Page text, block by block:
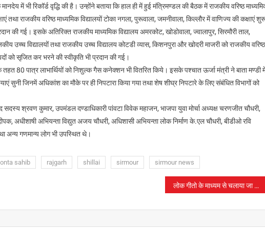
में भी रिकॉर्ड वृद्धि की है। उन्होंने बताया कि हाल ही में हुई मंत्रिमण्डल की बैठक में राजकीय वरिष्ठ
तथा राजकीय वरिष्ठ माध्यमिक विद्यालयों टोका नगला, पुरूवाला, जमनीवाला, किल्लौर में वाणिज्य की कक्षाएं
की गई। इसके अतिरिक्त राजकीय माध्यमिक विद्यालय अमरकोट, खोडोवाला, ज्वालापुर, सिरमौरी ताल,
उच्च विद्यालयों तथा राजकीय उच्च विद्यालय कोटडी व्यास, किशनपुरा और खोदरी माजरी को राजकीय वरिष्ठ
को सृजित कर भरने की स्वीकृति भी प्रदान की गई।
80 पात्र लाभार्थियों को निशुल्क गैस कनेक्शन भी वितरित किये। इसके पश्चात ऊर्जा मंत्री ने बाता मण्डी
जिनमें अधिकांश का मौके पर ही निपटारा किया गया तथा शेष शीघ्र निपटारे के लिए संबंधित विभागों को
श्रवण कुमार, उपमंडल दण्डाधिकारी पांवटा विवेक महाजन, भाजपा युवा मोर्चा अध्यक्ष चरणजीत चौधरी,
अधीशाषी अभियन्ता विद्युत अजय चौधरी, अधिशासी अभियन्ता लोक निर्माण के.एल चौधरी, बीडीओ रवि
अन्य गणमान्य लोग भी उपस्थित थे।
sahib rajgarh shillai sirmour sirmour news
लोक गीतो के माध्यम से चलाया जा रहा है विशेष प्रचार अभियान